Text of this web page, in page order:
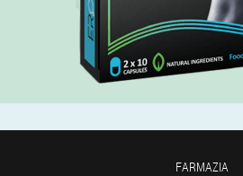
FARMAZIA